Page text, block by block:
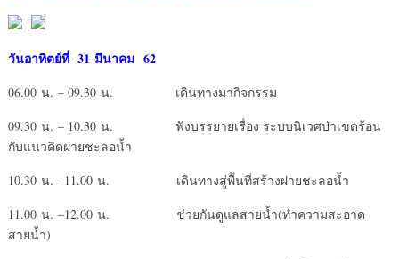
วันอาทิตย์ที่31 มีนาคม 62
06.00 น. – 09.30 น. เดินทางมากิจกรรม
09.30 น. – 10.30 น. ฟังบรรยายเรื่อง ระบบนิเวศป่าเขตร้อน
กับแนวคิดฝายชะลอน้ำ
10.30 น. –11.00 น. เดินทางสู่พื้นที่สร้างฝายชะลอน้ำ
11.00 น. –12.00 น. ช่วยกันดูแลสายน้ำ(ทำความสะอาด
สายน้ำ)